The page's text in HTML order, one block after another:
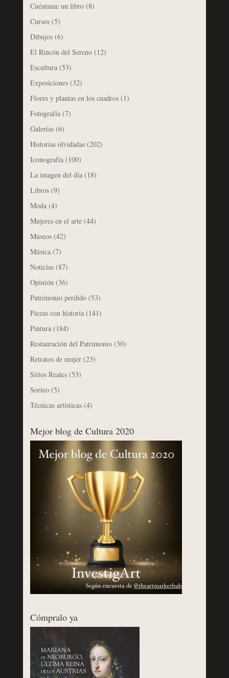
Cuéntame un libro(8)
Cursos(5)
Dibujos(6)
El Rincón del Sereno(12)
Escultura(53)
Exposiciones(32)
Flores y plantas en los cuadros(1)
Fotografía(7)
Galerías(6)
Historias olvidadas(202)
Iconografía(100)
La imagen del día(18)
Libros(9)
Moda(4)
Mujeres en el arte(44)
Museos(42)
Música(7)
Noticias(87)
Opinión (36)
Patrimonio perdido(53)
Piezas con historia(141)
Pintura(184)
Restauración del Patrimonio(30)
Retratos de mujer(23)
Sitios Reales(53)
Sorteo(5)
Técnicas artísticas(4)
Mejor blog de Cultura 2020
Cómpralo ya